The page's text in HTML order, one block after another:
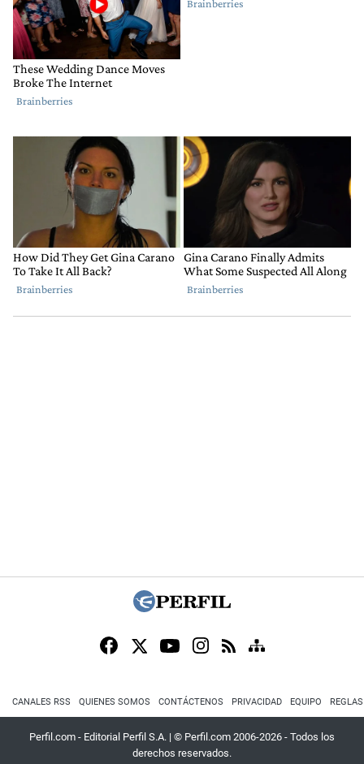
CANALES RSS QUIENES SOMOS CONTÁCTENOS PRIVACIDAD EQUIPO
Perfil.com - Editorial Perfil S.A. | © Perfil.com 2006-2026 - Todos los
derechos reservados.